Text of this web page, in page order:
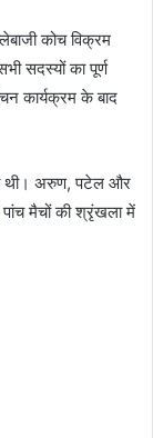
कोच विक्रम
सदस्यों का पूर्ण
कार्यक्रम के बाद
थी। अरुण,पटेल और
पांच मैचों की श्रृंखला में